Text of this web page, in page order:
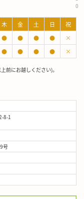
0
木 金 土 日
祝
● ● ● ●
×
● ● ● ● ×
前にお越しください)。
8-1
号